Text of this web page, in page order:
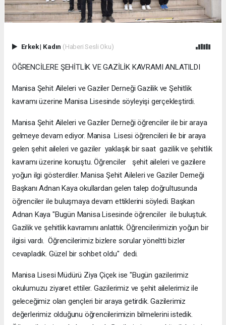
Erkek| Kadın (Haberi Sesli Oku)
ÖĞRENCİLERE ŞEHİTLİK VE GAZİLİK KAVRAMI ANLATILDI
Manisa Şehit Aileleri ve Gaziler Derneği Gazilik ve Şehitlik
kavramı üzerine Manisa Lisesinde söyleyişi gerçekleştirdi.
Manisa Şehit Aileleri ve Gaziler Derneği öğrenciler ile bir araya
gelmeye devam ediyor. Manisa Lisesi öğrencileri ile bir araya
gelen şehit aileleri ve gaziler yaklaşık bir saat gazilik ve şehitlik
kavramı üzerine konuştu. Öğrenciler şehit aileleri ve gazilere
yoğun ilgi gösterdiler. Manisa Şehit Aileleri ve Gaziler Derneği
Başkanı Adnan Kaya okullardan gelen talep doğrultusunda
öğrenciler ile buluşmaya devam ettiklerini söyledi. Başkan
Adnan Kaya "Bugün Manisa Lisesinde öğrenciler ile buluştuk.
Gazilik ve şehitlik kavramını anlattık. Öğrencilerimizin yoğun bir
ilgisi vardı. Öğrencilerimiz bizlere sorular yöneltti bizler
cevapladık. Güzel bir sohbet oldu" dedi.
Manisa Lisesi Müdürü Ziya Çiçek ise "Bugün gazilerimiz
okulumuzu ziyaret ettiler. Gazilerimiz ve şehit ailelerimiz ile
geleceğimiz olan gençleri bir araya getirdik. Gazilerimiz
değerlerimiz olduğunu öğrencilerimizin bilmelerini istedik.